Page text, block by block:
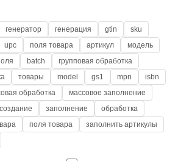
генератор генерация gtin
sku
upc поля товара артикул
модель
batch
групповая обработка
товары model gs1 mpn
isbn
обработка
массовое заполнение
создание заполнение
обработка
поля товара
заполнить артикулы